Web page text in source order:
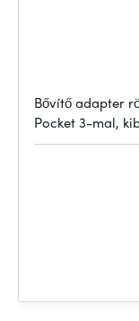
Bővítő adapter
Pocket 3-mal,